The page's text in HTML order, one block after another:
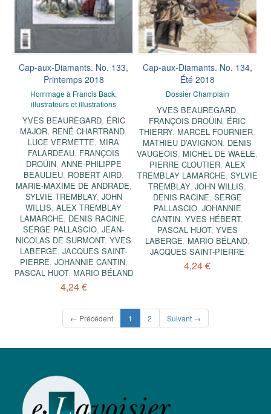
Cap-aux-Diamants. No. 133,
Printemps 2018
Hommage à Francis Back,
illustrateurs et illustrations
YVES BEAUREGARD, ÉRIC
MAJOR, RENÉ CHARTRAND,
LUCE VERMETTE, MIRA
FALARDEAU, FRANÇOIS
DROÜIN, ANNE-PHILIPPE
BEAULIEU, ROBERT AIRD,
MARIE-MAXIME DE ANDRADE,
SYLVIE TREMBLAY, JOHN
WILLIS,ALEX TREMBLAY
LAMARCHE, DENIS RACINE,
SERGE PALLASCIO,JEAN-
NICOLAS DE SURMONT,YVES
LABERGE,JACQUES SAINT-
PIERRE, JOHANNIE CANTIN,
PASCAL HUOT, MARIO BÉLAND
4,24 €
Cap-aux-Diamants. No. 134,
Été 2018
Dossier Champlain
YVES BEAUREGARD,
FRANÇOIS DROÜIN, ÉRIC
THIERRY, MARCEL FOURNIER,
MATHIEU D’AVIGNON, DENIS
VAUGEOIS, MICHEL DE WAELE,
PIERRE CLOUTIER, ALEX
TREMBLAY LAMARCHE, SYLVIE
TREMBLAY,JOHN WILLIS,
DENIS RACINE, SERGE
PALLASCIO, JOHANNIE
CANTIN,YVES HÉBERT,
PASCAL HUOT, YVES
LABERGE, MARIO BÉLAND,
JACQUES SAINT-PIERRE
4,24 €
← Précédent 1 (current)
2 Suivant →